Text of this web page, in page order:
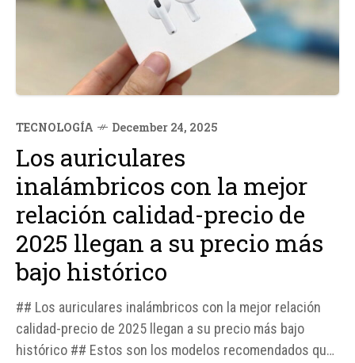
TECNOLOGÍA December 24, 2025
Los auriculares
inalámbricos con la mejor
relación calidad-precio de
2025 llegan a su precio más
bajo histórico
## Los auriculares inalámbricos con la mejor relación
calidad-precio de 2025 llegan a su precio más bajo
histórico ## Estos son los modelos recomendados que